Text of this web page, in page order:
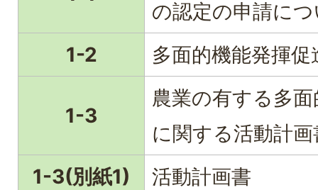
の認定の申請に
1-2
多面的機能発揮
1-3
農業の有する多
に関する活動計画
1-3(別紙1)
活動計画書